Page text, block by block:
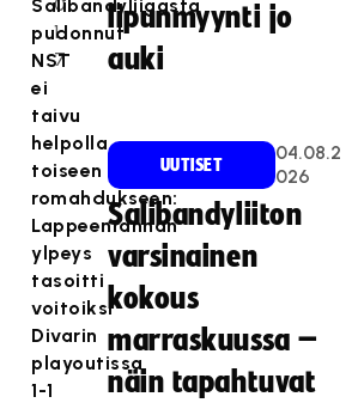
1
7
Salibandyliigasta
pudonnut
NST
ei
taivu
helpolla
toiseen
romahdukseen:
Lappeenrannan
ylpeys
tasoitti
voitoiksi
Divarin
playoutissa
1-1
lipunmyynti jo
auki
UUTISET
04.08.2
026
Salibandyliiton
varsinainen
kokous
marraskuussa –
näin tapahtuvat